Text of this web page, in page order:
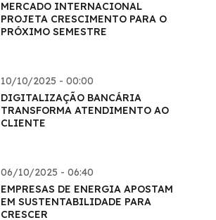
MERCADO INTERNACIONAL
PROJETA CRESCIMENTO PARA O
PRÓXIMO SEMESTRE
10/10/2025 - 00:00
DIGITALIZAÇÃO BANCÁRIA
TRANSFORMA ATENDIMENTO AO
CLIENTE
06/10/2025 - 06:40
EMPRESAS DE ENERGIA APOSTAM
EM SUSTENTABILIDADE PARA
CRESCER